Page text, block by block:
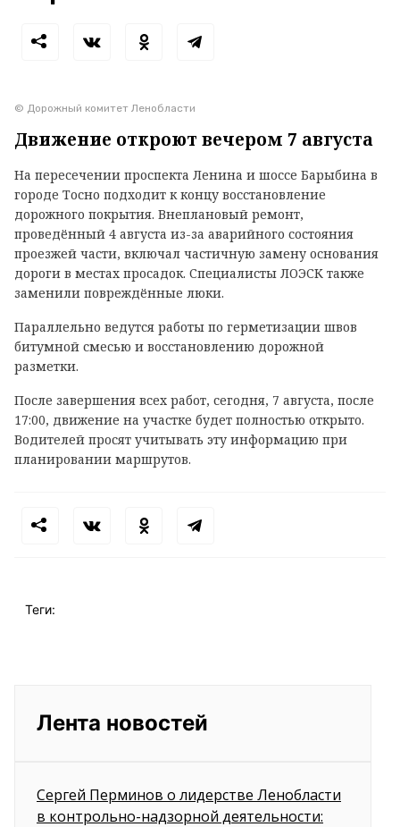
© Дорожный комитет Ленобласти
Движение откроют вечером 7 августа
На пересечении проспекта Ленина и шоссе Барыбина в
городе Тосно подходит к концу восстановление
дорожного покрытия. Внеплановый ремонт,
проведённый 4 августа из-за аварийного состояния
проезжей части, включал частичную замену основания
дороги в местах просадок. Специалисты ЛОЭСК также
заменили повреждённые люки.
Параллельно ведутся работы по герметизации швов
битумной смесью и восстановлению дорожной
разметки.
После завершения всех работ, сегодня, 7 августа, после
17:00, движение на участке будет полностью открыто.
Водителей просят учитывать эту информацию при
планировании маршрутов.
Теги:
Лента новостей
Сергей Перминов о лидерстве Ленобласти
в контрольно-надзорной деятельности: